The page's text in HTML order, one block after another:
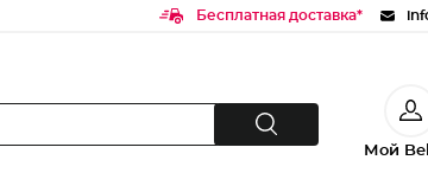
Бесплатная доставка*
Мой